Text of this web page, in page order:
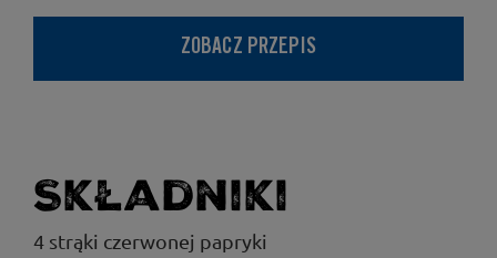
ZOBACZ PRZEPIS
Składniki
4 strąki czerwonej papryki